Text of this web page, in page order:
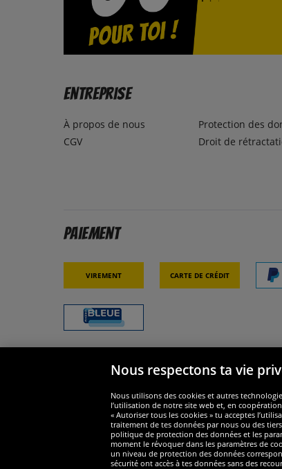
Entreprise
À propos de nous
CGV
Protection des
Droit de
Paiement
Virement Carte de crédit
Widerruf
Nous respectons ta vie
Nous utilisons des cookies et autres
l’utilisation de notre site web et, en
« Autoriser tous les cookies » tu acceptes
traitement de tes données par nous ou des
politique de protection des données et les
moment le révoquer dans les paramètres de
un niveau de protection des données
sécurité ont accès à tes données sans des